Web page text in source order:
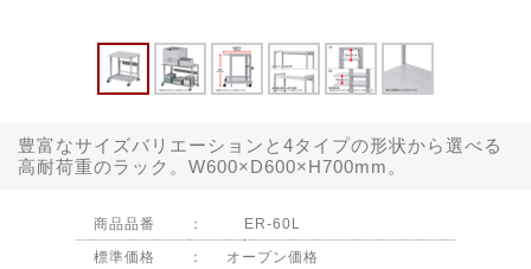
豊富なサイズバリエーションと4タイプの形状から選べる
高耐荷重のラック。W600×D600×H700mm。
商品品番 ： ER-60L
標準価格 ： オープン価格